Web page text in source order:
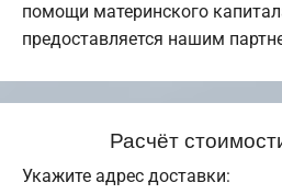
помощи материнского
предоставляется нашим
Расчёт
Укажите адрес доставки: